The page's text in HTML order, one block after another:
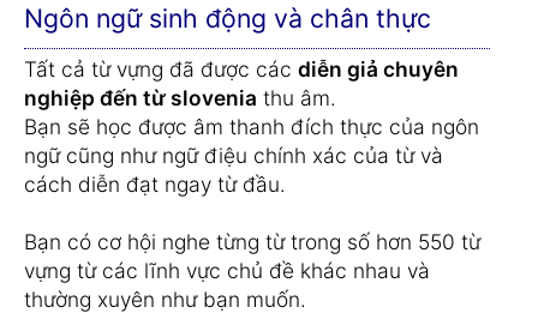
Ngôn ngữ sinh động và chân thực
Tất cả từ vựng đã được các diễn giả chuyên
nghiệp đến từ slovenia thu âm.
Bạn sẽ học được âm thanh đích thực của ngôn
ngữ cũng như ngữ điệu chính xác của từ và
cách diễn đạt ngay từ đầu.
Bạn có cơ hội nghe từng từ trong số hơn 550 từ
vựng từ các lĩnh vực chủ đề khác nhau và
thường xuyên như bạn muốn.